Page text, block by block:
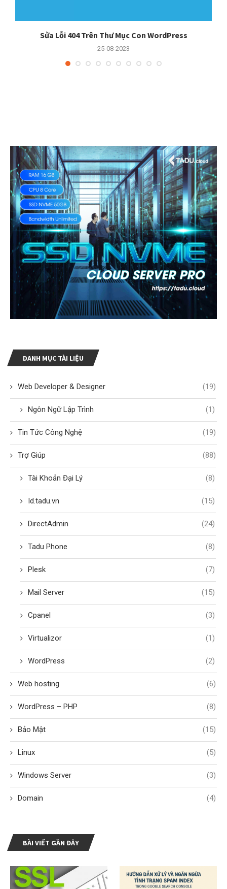
Sửa Lỗi 404 Trên Thư Mục Con WordPress
25-08-2023
DANH MỤC TÀI LIỆU
Web Developer & Designer (19)
Ngôn Ngữ Lập Trình (1)
Tin Tức Công Nghệ (19)
Trợ Giúp (88)
Tài Khoản Đại Lý (8)
Id.tadu.vn (15)
DirectAdmin (24)
Tadu Phone (8)
Plesk (7)
Mail Server (15)
Cpanel (3)
Virtualizor (1)
WordPress (2)
Web hosting (6)
WordPress – PHP (8)
Bảo Mật (15)
Linux (5)
Windows Server (3)
Domain (4)
BÀI VIẾT GẦN ĐÂY